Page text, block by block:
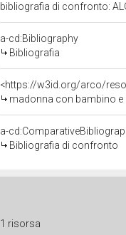
bibliografia di confronto:
a-cd:Bibliography
Bibliografia
<https://w3id.org/arco/
madonna con bambino
a-
Bibliografia di confronto
1 risorsa